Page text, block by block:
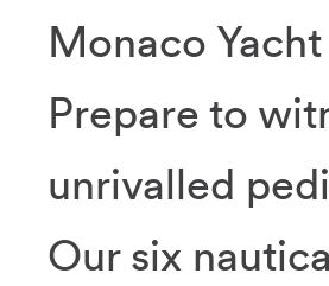
Monaco
Prepare to
unrivalled
Our six